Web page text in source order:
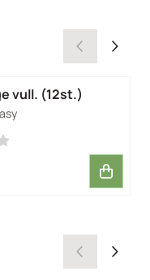
vull. (12st.)